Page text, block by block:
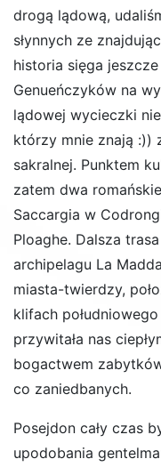
drogą lądową,
słynnych ze
historia sięga
Genueńczyków na
lądowej wycieczki
którzy mnie znają :))
sakralnej. Punktem
zatem dwa
Saccargia w
Ploaghe. Dalsza
archipelagu La
miasta-twierdzy,
klifach
przywitała nas
bogactwem
co zaniedbanych.
Posejdon cały czas
upodobania